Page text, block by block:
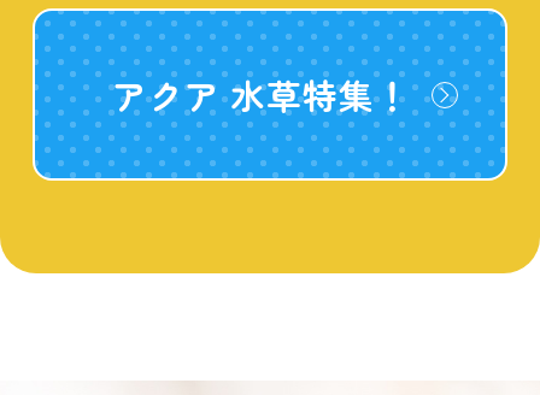
アクア 水草特集！